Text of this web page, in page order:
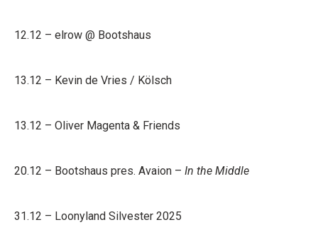
12.12 – elrow @ Bootshaus
13.12 – Kevin de Vries / Kölsch
13.12 – Oliver Magenta & Friends
20.12 – Bootshaus pres. Avaion – In the Middle
31.12 – Loonyland Silvester 2025